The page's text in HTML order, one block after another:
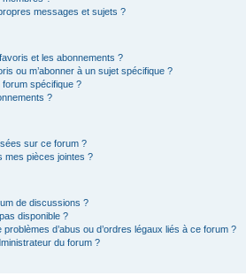
messages et sujets ?
et les abonnements ?
ou m’abonner à un sujet spécifique ?
forum spécifique ?
?
sur ce forum ?
mes pièces jointes ?
de discussions ?
disponible ?
d’abus ou d’ordres légaux liés à ce forum ?
du forum ?